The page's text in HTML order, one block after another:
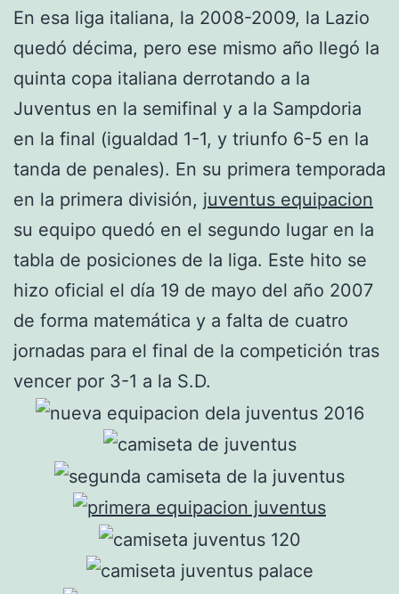
En esa liga italiana, la 2008-2009, la Lazio
quedó décima, pero ese mismo año llegó la
quinta copa italiana derrotando a la
Juventus en la semifinal y a la Sampdoria
en la final (igualdad 1-1, y triunfo 6-5 en la
tanda de penales). En su primera temporada
en la primera división, juventus equipacion
su equipo quedó en el segundo lugar en la
tabla de posiciones de la liga. Este hito se
hizo oficial el día 19 de mayo del año 2007
de forma matemática y a falta de cuatro
jornadas para el final de la competición tras
vencer por 3-1 a la S.D.